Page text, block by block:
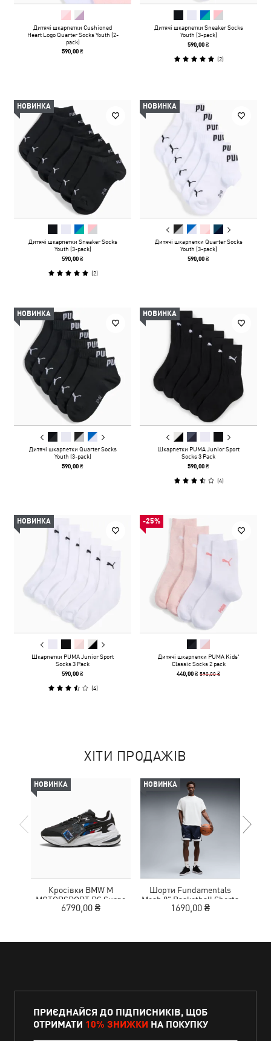
Дитячі шкарпетки Cushioned
Heart Logo Quarter Socks Youth (2-
pack)
590,00 ₴
Дитячі шкарпетки Sneaker Socks
Youth (3-pack)
590,00 ₴
(2)
НОВИНКА
Дитячі шкарпетки Sneaker Socks
Youth (3-pack)
590,00 ₴
(2)
НОВИНКА
Дитячі шкарпетки Quarter Socks
Youth (3-pack)
590,00 ₴
НОВИНКА
Дитячі шкарпетки Quarter Socks
Youth (3-pack)
590,00 ₴
НОВИНКА
Шкарпетки PUMA Junior Sport
Socks 3 Pack
590,00 ₴
(4)
НОВИНКА
Шкарпетки PUMA Junior Sport
Socks 3 Pack
590,00 ₴
(4)
-25%
Дитячі шкарпетки PUMA Kids'
Classic Socks 2 pack
440,00 ₴590,00 ₴
ХІТИ ПРОДАЖІВ
НОВИНКА
Кросівки BMW M
MOTORSPORT RS Surge
Sneakers Unisex
6790,00 ₴
НОВИНКА
Шорти Fundamentals
Mesh 8" Basketball Shorts
Men
1690,00 ₴
ПРИЄДНАЙСЯ ДО ПІДПИСНИКІВ, ЩОБ
ОТРИМАТИ 10% ЗНИЖКИ НА ПОКУПКУ